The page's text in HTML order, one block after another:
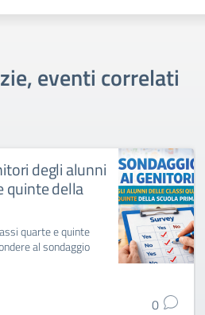
eventi correlati
degli alunni
quinte della
quarte e quinte
al sondaggio
0